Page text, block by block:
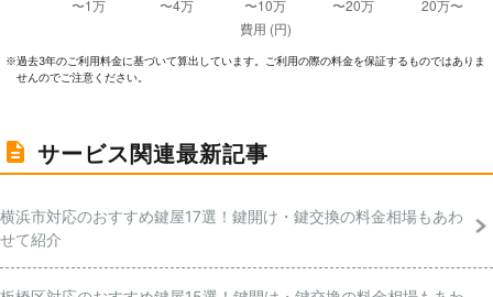
※過去3年のご利⽤料⾦に基づいて算出しています。ご利⽤の際の料⾦を保証するものではありま
せんのでご注意ください。
サービス関連最新記事
横浜市対応のおすすめ鍵屋17選！鍵開け・鍵交換の料金相場もあわ
せて紹介